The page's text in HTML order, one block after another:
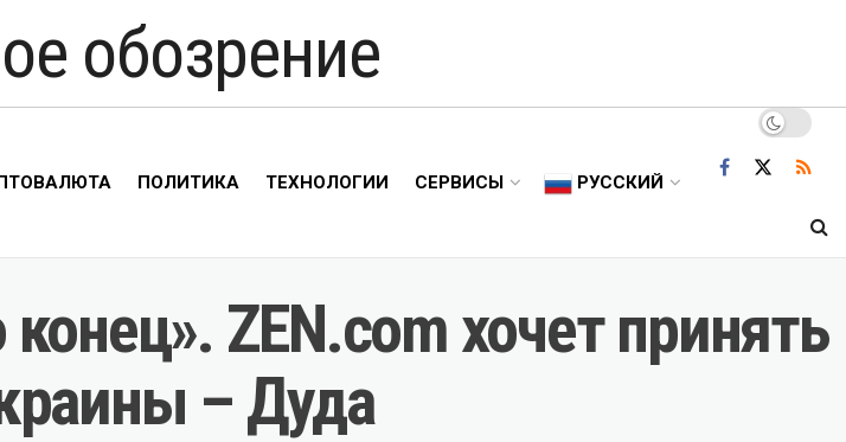
обозрение
ПОЛИТИКА ТЕХНОЛОГИИ СЕРВИСЫ РУССКИЙ
ZEN.com хочет принять
– Дуда